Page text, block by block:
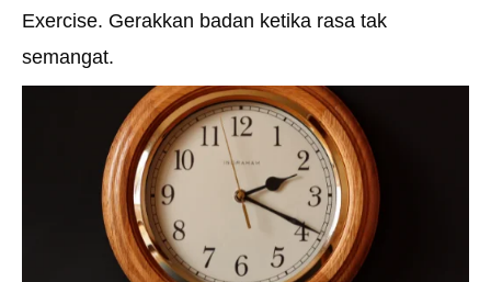
Exercise. Gerakkan badan ketika rasa tak
semangat.